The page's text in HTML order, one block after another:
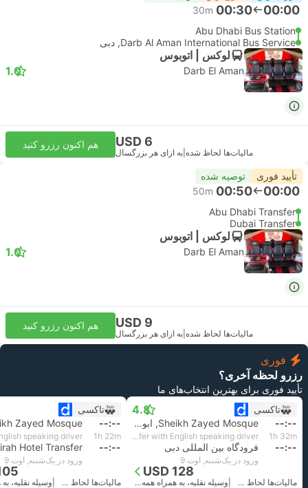
00:00
00:30
30m
Abu Dhabi Bus Station
Darb Al Aman International Bus Service, دبی
لوکس | اتوبوس
Darb El Aman
1.0
USD 6
مالیات‌ها لحاظ شده به ازای هر بزرگسال
هم اکنون رزرو کنید
تأیید فوری توصیه شده
00:00
00:50
50m
Abu Dhabi Transfer
Dubai Transfer
لوکس | اتوبوس
Darb El Aman
1.0
USD 9
مالیات‌ها لحاظ شده به ازای هر بزرگسال
هم اکنون رزرو کنید
فوری
رزرو لحظه آخری؟
تأیید فوری برای بهترین انتخاب‌های ما
تاکسی
4.8
--:-- Sheikh Zayed Mosque, ابوظبی
1h 32m
Standard 3pax | Daytrip private transfer with English speaking driver
--:-- فرودگاه بین المللی دبی
ورود در یک‌شنبه, اوت 9
USD 128
مالیات‌ها لحاظ شده وسیله نقلیه، به همراه همه‌چیز
تاکسی
--:--
1h 22m
--:--
ورود در یک‌شنبه, اوت 9
مالیات‌ها لحاظ شده